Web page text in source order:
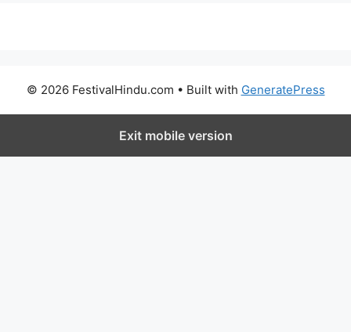
© 2026 FestivalHindu.com • Built with GeneratePress
Exit mobile version